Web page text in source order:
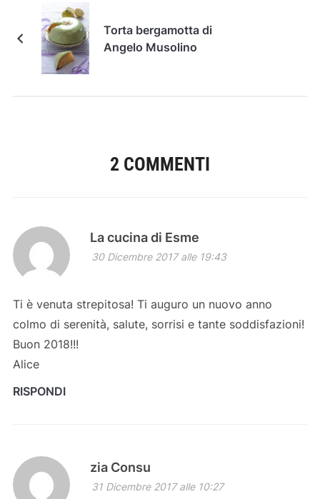
Torta bergamotta di
Angelo Musolino
2 COMMENTI
La cucina di Esme
30 Dicembre 2017 alle 19:43
Ti è venuta strepitosa! Ti auguro un nuovo anno
colmo di serenità, salute, sorrisi e tante soddisfazioni!
Buon 2018!!!
Alice
RISPONDI
zia Consu
31 Dicembre 2017 alle 10:27